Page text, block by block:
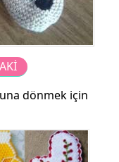
dönmek için